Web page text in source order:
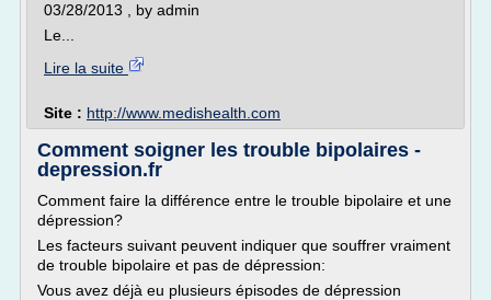
03/28/2013 , by admin
Le...
Lire la suite
Site : http://www.medishealth.com
Comment soigner les trouble bipolaires -
depression.fr
Comment faire la différence entre le trouble bipolaire et une
dépression?
Les facteurs suivant peuvent indiquer que souffrer vraiment
de trouble bipolaire et pas de dépression:
Vous avez déjà eu plusieurs épisodes de dépression